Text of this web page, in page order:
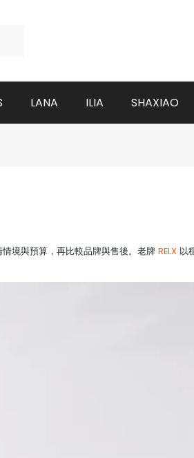
LANA ILIA SHAXIAO
境與預算，再比較品牌與售後。老牌 RELX 以